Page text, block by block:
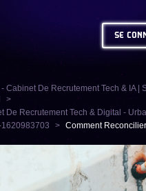
SE
Cabinet De Recrutement Tech & IA |
De Recrutement Tech & Digital -
Comment